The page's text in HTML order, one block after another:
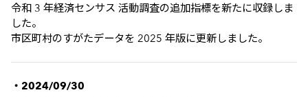
令和 3 年経済センサス 活動調査の追加指標を新たに収録しま
した。
市区町村のすがたデータを 2025 年版に更新しました。
・2024/09/30